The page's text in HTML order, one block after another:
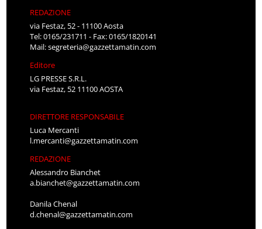
REDAZIONE
via Festaz, 52 - 11100 Aosta
Tel: 0165/231711 - Fax: 0165/1820141
Mail:segreteria@gazzettamatin.com
Editore
LG PRESSE S.R.L.
via Festaz, 52 11100 AOSTA
DIRETTORE RESPONSABILE
Luca Mercanti
l.mercanti@gazzettamatin.com
REDAZIONE
Alessandro Bianchet
a.bianchet@gazzettamatin.com
Danila Chenal
d.chenal@gazzettamatin.com